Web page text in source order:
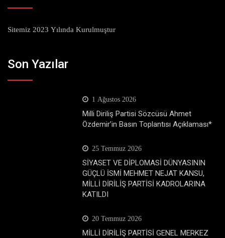
Sitemiz 2023 Yılında Kurulmuştur
Son Yazılar
1 Ağustos 2026
Milli Diriliş Partisi Sözcüsü Ahmet
Özdemir’in Basın Toplantısı Açıklaması*
25 Temmuz 2026
SİYASET VE DİPLOMASİ DÜNYASININ
GÜÇLÜ İSMİ MEHMET NEJAT KANSU,
MİLLİ DİRİLİŞ PARTİSİ KADROLARINA
KATILDI
20 Temmuz 2026
MİLLİ DİRİLİŞ PARTİSİ GENEL MERKEZ